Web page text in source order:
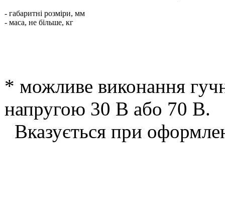
- габаритні розміри, мм
- маса, не більше, кг
* можливе виконання
напругою 30 В або 70 В.
Вказується при